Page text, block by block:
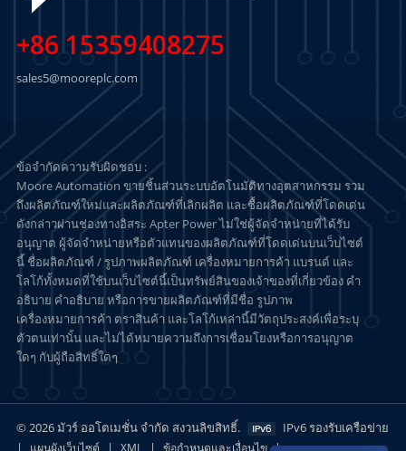
+86 15359408275
sales5@mooreplc.com
ข้อจำกัดความรับผิดชอบ :
Moore Automation ขายชิ้นส่วนระบบอัตโนมัติทางอุตสาหกรรม รวม
ถึงผลิตภัณฑ์ใหม่และผลิตภัณฑ์ที่เลิกผลิต และซื้อผลิตภัณฑ์ที่โดดเด่น
ดังกล่าวผ่านช่องทางอิสระ Apter Power ไม่ใช่ผู้จัดจำหน่ายที่ได้รับ
อนุญาต ผู้จัดจำหน่ายหรือตัวแทนของผลิตภัณฑ์ที่โดดเด่นบนเว็บไซต์
นี้ ชื่อผลิตภัณฑ์ / รูปภาพผลิตภัณฑ์ เครื่องหมายการค้า แบรนด์ และ
โลโก้ทั้งหมดที่ใช้บนเว็บไซต์นี้เป็นทรัพย์สินของเจ้าของที่เกี่ยวข้อง คำ
อธิบาย คำอธิบาย หรือการขายผลิตภัณฑ์ที่มีชื่อ รูปภาพ
เครื่องหมายการค้า ตราสินค้า และโลโก้เหล่านี้มีวัตถุประสงค์เพื่อระบุ
ตัวตนเท่านั้น และไม่ได้หมายความถึงการเชื่อมโยงหรือการอนุญาต
ใดๆ กับผู้ถือสิทธิ์ใดๆ
© 2026 มัวร์ ออโตเมชั่น จำกัด สงวนลิขสิทธิ์.
IPv6 รองรับเครือข่าย
|
แผนผังเว็บไซต์ | XML | ข้อกำหนดและเงื่อนไข |